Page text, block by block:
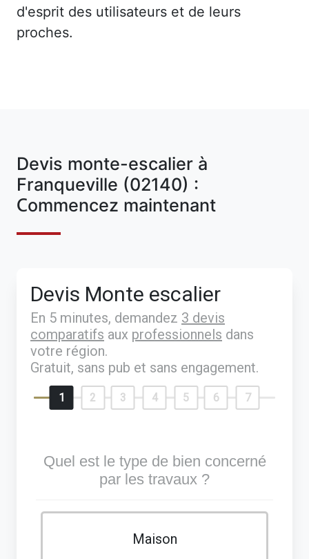
d'esprit des utilisateurs et de leurs
proches.
Devis monte-escalier à
Franqueville (02140) :
Commencez maintenant
Devis Monte escalier
En 5 minutes, demandez 3 devis
comparatifs aux professionnels dans
votre région.
Gratuit, sans pub et sans engagement.
1 2 3 4 5 6 7
Quel est le type de bien concerné
par les travaux ?
Maison